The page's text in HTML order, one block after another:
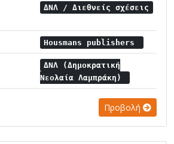
ΔΝΛ / Διεθνείς σχέσεις
Housmans publishers
ΔΝΛ (Δημοκρατική
Νεολαία Λαμπράκη)
Προβολή